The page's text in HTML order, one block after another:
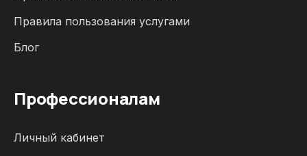
Правила пользования услугами
Блог
Профессионалам
Личный кабинет